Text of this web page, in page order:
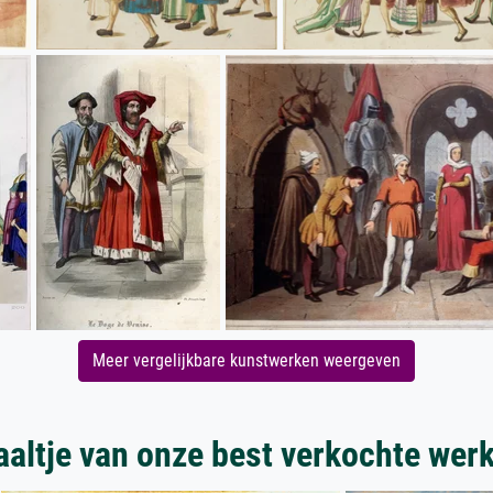
Meer vergelijkbare kunstwerken weergeven
van onze best verkochte